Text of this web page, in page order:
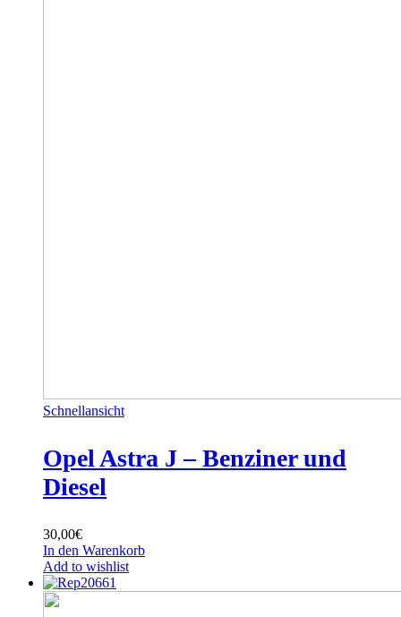
Schnellansicht
Opel Astra J – Benziner und
Diesel
30,00€
In den Warenkorb
Add to wishlist